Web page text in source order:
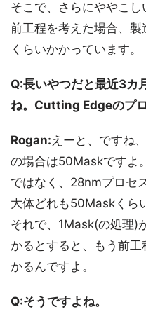
そこで、さらにややこし
前工程を考えた場合、
くらいかかっています。
Q:長いやつだと最近3カ
ね。Cutting Edgeのプロ
Rogan: えーと、ですね
の場合は50Maskですよ
ではなく、28nmプロセ
大体どれも50Maskくら
それで、1Mask(の処理)
かるとすると、もう前
かるんですよ。
Q:そうですよね。